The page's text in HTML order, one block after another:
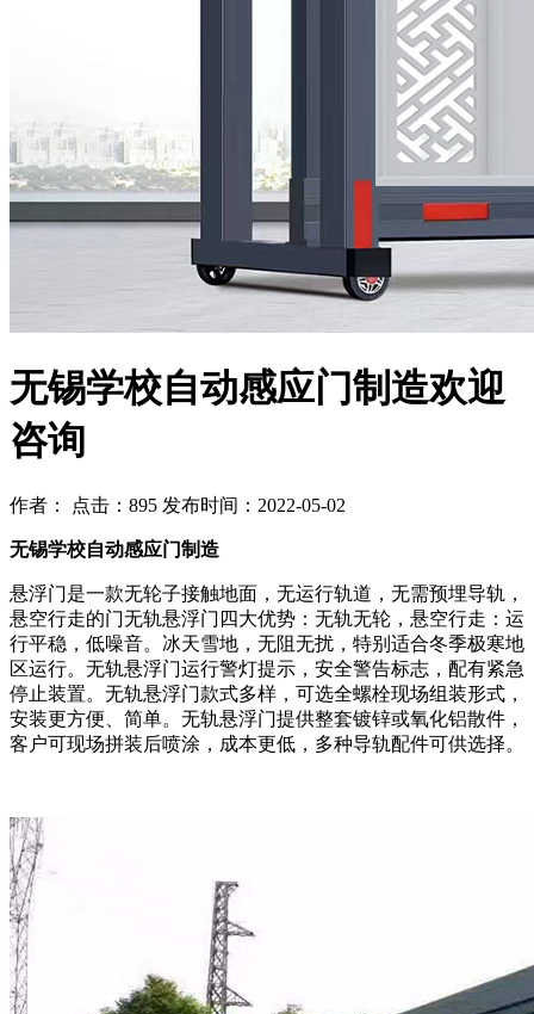
无锡学校自动感应门制造欢迎
咨询
作者： 点击：895 发布时间：2022-05-02
无锡学校自动感应门制造
悬浮门是一款无轮子接触地面，无运行轨道，无需预埋导轨，
悬空行走的门无轨悬浮门四大优势：无轨无轮，悬空行走：运
行平稳，低噪音。冰天雪地，无阻无扰，特别适合冬季极寒地
区运行。无轨悬浮门运行警灯提示，安全警告标志，配有紧急
停止装置。无轨悬浮门款式多样，可选全螺栓现场组装形式，
安装更方便、简单。无轨悬浮门提供整套镀锌或氧化铝散件，
客户可现场拼装后喷涂，成本更低，多种导轨配件可供选择。